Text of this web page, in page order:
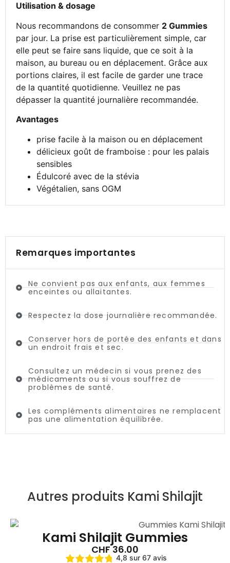
Utilisation & dosage
Nous recommandons de consommer 2 Gummies
par jour. La prise est particulièrement simple, car
elle peut se faire sans liquide, que ce soit à la
maison, au bureau ou en déplacement. Grâce aux
portions claires, il est facile de garder une trace
de la quantité quotidienne. Veuillez ne pas
dépasser la quantité journalière recommandée.
Avantages
prise facile à la maison ou en déplacement
délicieux goût de framboise : pour les palais
sensibles
Édulcoré avec de la stévia
Végétalien, sans OGM
Remarques importantes
Ne convient pas aux enfants, aux femmes
enceintes ou allaitantes.
Respectez la dose journalière recommandée.
Conserver hors de portée des enfants et dans
un endroit frais et sec.
Consultez un médecin si vous prenez des
médicaments ou si vous souffrez de
problèmes de santé.
Les compléments alimentaires ne remplacent
pas une alimentation équilibrée.
Autres produits Kami Shilajit
Kami Shilajit Gummies
CHF36.00
4,8 sur 67 avis